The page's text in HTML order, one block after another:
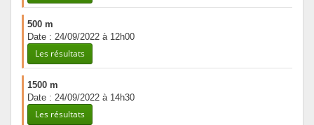
500 m
Date : 24/09/2022 à 12h00
Les résultats
1500 m
Date : 24/09/2022 à 14h30
Les résultats